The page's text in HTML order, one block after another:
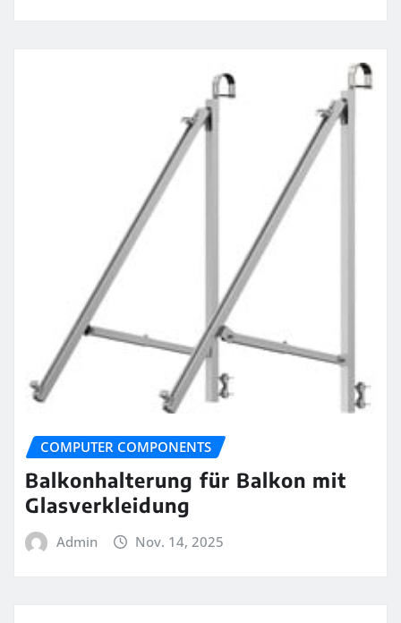
COMPUTER COMPONENTS
Balkonhalterung für Balkon mit
Glasverkleidung
Admin Nov. 14, 2025